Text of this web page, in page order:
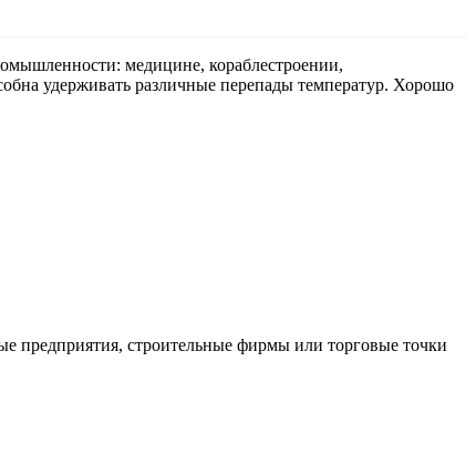
медицине, кораблестроении,
удерживать различные перепады температур. Хорошо
предприятия, строительные фирмы или торговые точки